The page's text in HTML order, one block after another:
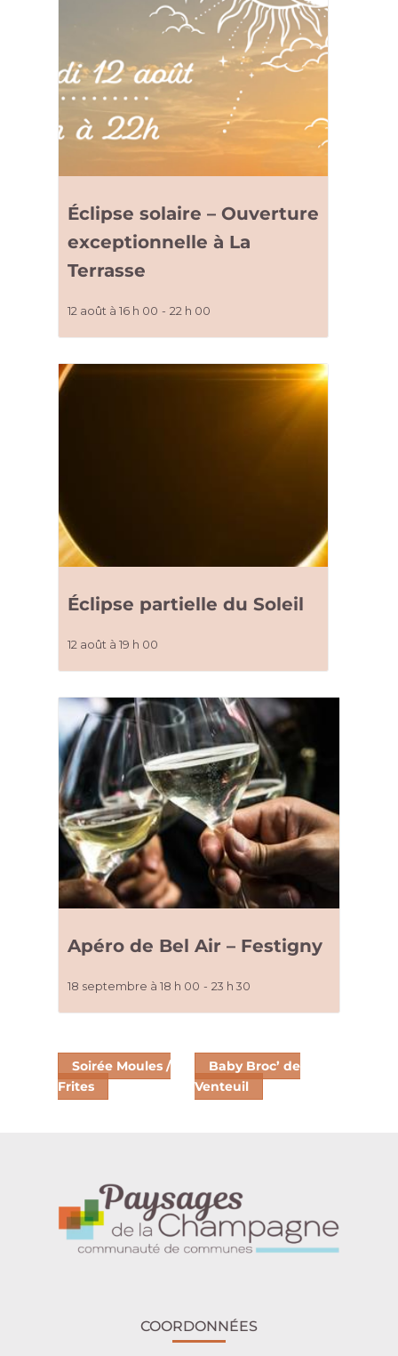
Éclipse solaire – Ouverture
exceptionnelle à La
Terrasse
12 août à 16 h 00 - 22 h 00
Éclipse partielle du Soleil
12 août à 19 h 00
Apéro de Bel Air – Festigny
18 septembre à 18 h 00 - 23 h 30
Soirée Moules /
Frites
Baby Broc’ de
Venteuil
COORDONNÉES